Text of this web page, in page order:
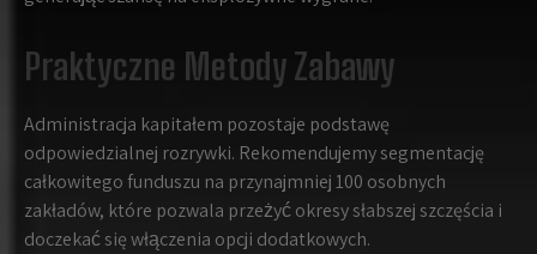
Praktyczne Metody Zabawy
Administracja kapitałem pozostaje podstawę
odpowiedzialnej rozrywki. Rekomendujemy segmentację
całkowitego funduszu na przynajmniej 100 osobnych
zakładów, które pozwala przeżyć okresy słabszej szczęścia i
doczekać się włączenia opcji dodatkowych.